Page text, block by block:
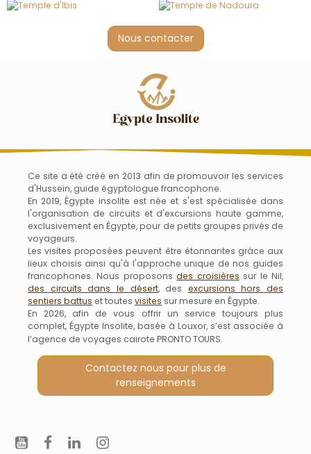
Nous contacter
Ce site a été créé en 2013 afin de promouvoir les services
d'Hussein, guide égyptologue francophone.
En 2019, Égypte insolite est née et s'est spécialisée dans
l'organisation de circuits et d'excursions haute gamme,
exclusivement en Égypte, pour de petits groupes privés de
voyageurs.
Les visites proposées peuvent être étonnantes grâce aux
lieux choisis ainsi qu'à l'approche unique de nos guides
francophones. Nous proposonsdes croisières sur le Nil,
des circuits dans le désert, des excursions hors des
sentiers battus et toutes visites sur mesure en Égypte.
En 2026, afin de vous offrir un service toujours plus
complet, Égypte Insolite, basée à Louxor, s’est associée à
l’agence de voyages cairote PRONTO TOURS.
Contactez nous pour plus de
renseignements